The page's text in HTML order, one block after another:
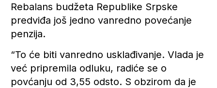
Rebalans budžeta Republike Srpske
predviđa još jedno vanredno povećanje
penzija.
“To će biti vanredno usklađivanje. Vlada je
već pripremila odluku, radiće se o
povćanju od 3,55 odsto. S obzirom da je